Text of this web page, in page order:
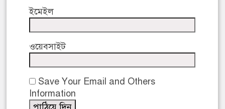
ইমেইল
ওয়েবসাইট
Save Your Email and Others
Information